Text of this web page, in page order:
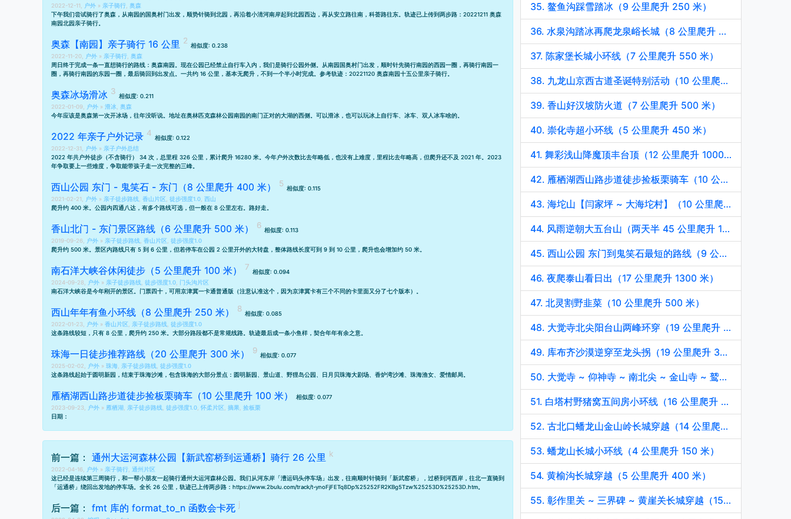
2022-12-11,
户外 » 亲子骑行 奥森
下午我们尝试骑行了奥森，从南园的国奥村门出发，顺势针骑到北园，再沿着小清河南岸起到北园西边，再从安立路往南，科荟路往东。轨迹已上传到两步路： 20221211 奥森
南园北园亲子骑行
奥森【南园】亲子骑行 16 公里
相似度: 0.238
2022-11-20,
户外 » 亲子骑行 奥森
周日终于完成一条一直想骑行的路线：奥森南园。现在公园已经禁止自行车入内，我们是骑行公园外侧。从南园国奥村门出发，顺时针先骑行南园的西园一圈，再骑行南园一
圈，再骑行南园的东园一圈，最后骑回到出发点。一共约 16 公里，基本无爬升，不到一个半小时完成。参考轨迹： 20221120 奥森南园十五公里亲子骑行
奥森冰场滑冰
相似度: 0.211
2022-01-09,
户外 » 滑冰
奥森
今年应该是奥森第一次开冰场，往年没听说。地址在奥林匹克森林公园南园的南门正对的大湖的西侧。可以滑冰，也可以玩冰上自行车、冰车、双人冰车啥的。
2022 年亲子户外记录
相似度: 0.122
2022-12-31,
户外 » 亲子户外总结
2022 年共户外徒步（不含骑行） 34 次，总里程 326 公里，累计爬升 16280 米。今年户外次数比去年略低，也没有上难度，里程比去年略高 ，但爬升还不及 2021 年。2023
年争取要上一些难度，争取能带孩子走一次完整的三峰。
西山公园 东门 - 鬼笑石 - 东门（8 公里爬升 400 米）
相似度: 0.115
2021-02-21,
户外 » 亲子徒步路线 香山片区 徒步强度1.0 西山
爬升约 400 米。公园内四通八达，有多个路线可选，但一般在 8 公里左右。路好走。
香山北门 - 东门景区路线（6 公里爬升 500 米）
相似度: 0.113
2019-09-26,
户外 » 亲子徒步路线 香山片区 徒步强度1.0
爬升约 500 米。景区内路线只有 5 到 6 公里，但若停车在公园 2 公里开外的大转盘，整体路线长度可到 9 到 10 公里，爬升也会增加约 50 米。
南石洋大峡谷休闲徒步（5 公里爬升 100 米）
相似度: 0.094
2024-09-28,
户外 » 亲子徒步路线 徒步强度1.0
门头沟片区
南石洋大峡谷是今年刚开的景区。门票四十，可用京津冀一卡通普通版（注意认准这个，因为京津冀卡有三个不同的卡里面又分了七个版本）。
西山年年有鱼小环线（8 公里爬升 250 米）
相似度: 0.085
2022-01-23,
户外 » 香山片区 亲子徒步路线 徒步强度1.0
这条路线较短，只有 8 公里，爬升约 250 米。大部分路段都不是常规线路。轨迹最后成一条小鱼样，契合年年有余之意。
珠海一日徒步推荐路线（20 公里爬升 300 米）
相似度: 0.077
2025-02-02,
户外 » 珠海 亲子徒步路线 徒步强度1.0
这条路线起始于圆明新园，结束于珠海沙滩，包含珠海的大部分景点：圆明新园、景山道、野狸岛公园、日月贝珠海大剧场、香炉湾沙滩、珠海渔女、爱情邮局。
雁栖湖西山路步道徒步捡板栗骑车（10 公里爬升 100 米）
相似度: 0.077
2023-09-23,
户外 » 雁栖湖 亲子徒步路线 徒步强度1.0 怀柔片区 摘果 捡板栗
日期：
前一篇： 通州大运河森林公园【新武窑桥到运通桥】骑行 26 公里
2022-04-16, 户外 » 亲子骑行 通州片区
这已经是连续第三周骑行，和一帮小朋友一起骑行通州大运河森林公园。我们从河东岸「漕运码头停车场」出发，往南顺时针骑到「新武窑桥」，过桥到河西岸，往北一直骑到
「运通桥」绕回出发地的停车场。全长 26 公里，轨迹已上传两步路： https://www.2bulu.com/track/t-ynoFjFETq8Dp%25252FR2KBg5Tzw%25253D%25253D.htm
后一篇： fmt 库的 format_to_n 函数会卡死
35. 鳌鱼沟踩雪踏冰（9 公里爬升 250 米）
36. 水泉沟踏冰再爬龙泉峪长城（8 公里爬升 350 米）
37. 陈家堡长城小环线（7 公里爬升 550 米）
38. 九龙山京西古道圣诞特别活动（10 公里爬升 500 米）
39. 香山好汉坡防火道（7 公里爬升 500 米）
40. 崇化寺超小环线（5 公里爬升 450 米）
41. 舞彩浅山降魔顶丰台顶（12 公里爬升 1000 米）
42. 雁栖湖西山路步道徒步捡板栗骑车（10 公里爬升 100 米）
43. 海坨山【闫家坪 ~ 大海坨村】（10 公里爬升 600 米）
44. 风雨逆朝大五台山（两天半 45 公里爬升 1800 米）
45. 西山公园 东门到鬼笑石最短的路线（9 公里爬升 500 米）
46. 夜爬泰山看日出（17 公里爬升 1300 米）
47. 北灵割野韭菜（10 公里爬升 500 米）
48. 大觉寺北尖阳台山两峰环穿（19 公里爬升 1440 米）
49. 库布齐沙漠逆穿至龙头拐（19 公里爬升 300 米）
50. 大觉寺 ~ 仰神寺 ~ 南北尖 ~ 金山寺 ~ 鹫峰大环线（19 公里爬升 1500 米）
51. 白塔村野猪窝五间房小环线（16 公里爬升 780 米）
52. 古北口蟠龙山金山岭长城穿越（14 公里爬升 760 米）
53. 蟠龙山长城小环线（4 公里爬升 150 米）
54. 黄榆沟长城穿越（5 公里爬升 400 米）
55. 彰作里关 ~ 三界碑 ~ 黄崖关长城穿越（15 公里爬升 1100 米）